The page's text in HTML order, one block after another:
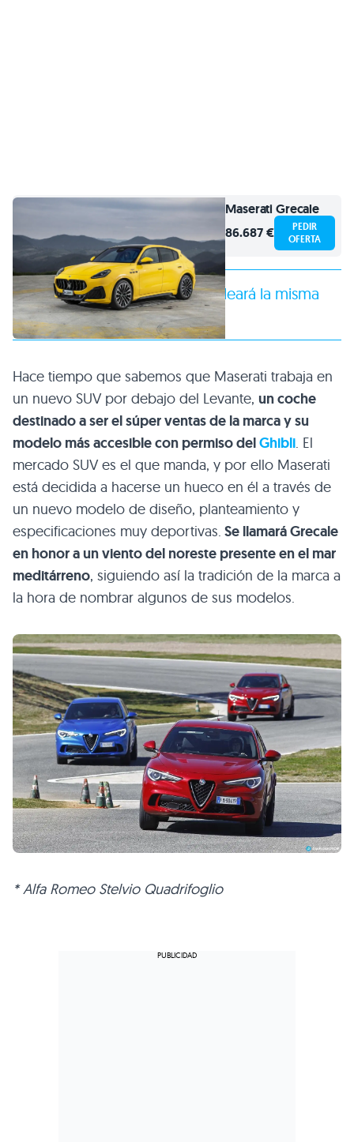
Maserati Grecale
86.687 €
PEDIR
OFERTA
El nuevo Maserati Grecale empleará la misma
base delAlfa Romeo Stelvio
Hace tiempo que sabemos que Maserati trabaja en
un nuevo SUV por debajo del Levante, un coche
destinado a ser el súper ventas de la marca y su
modelo más accesible con permiso delGhibli . El
mercado SUV es el que manda, y por ello Maserati
está decidida a hacerse un hueco en él a través de
un nuevo modelo de diseño, planteamiento y
especificaciones muy deportivas. Se llamará Grecale
en honor a un viento del noreste presente en el mar
meditárreno, siguiendo así la tradición de la marca a
la hora de nombrar algunos de sus modelos.
* Alfa Romeo Stelvio Quadrifoglio